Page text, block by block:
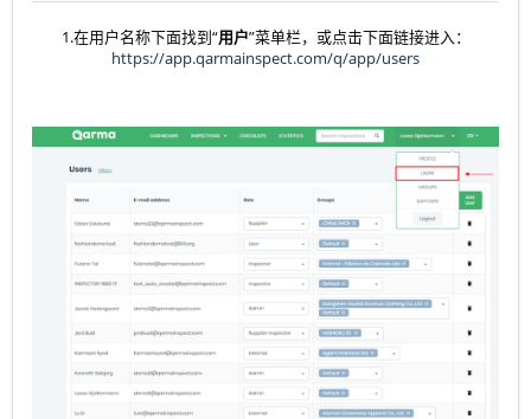
1.在用户名称下面找到“用户”菜单栏，或点击下面链接进入：
https://app.qarmainspect.com/q/app/users